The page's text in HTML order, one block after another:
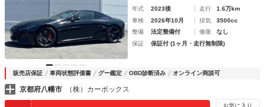
年式 2023後 走行
1.6万km
車検
2026年10月 排気
3500cc
整備
法定整備付 修復
なし
保証
保証付 (1ヶ月・走行無制限)
販売店保証 車両状態評価書 グー鑑定 OBD診断済み オンライン商談可
京都府八幡市 （株）カーボックス
お気に入り